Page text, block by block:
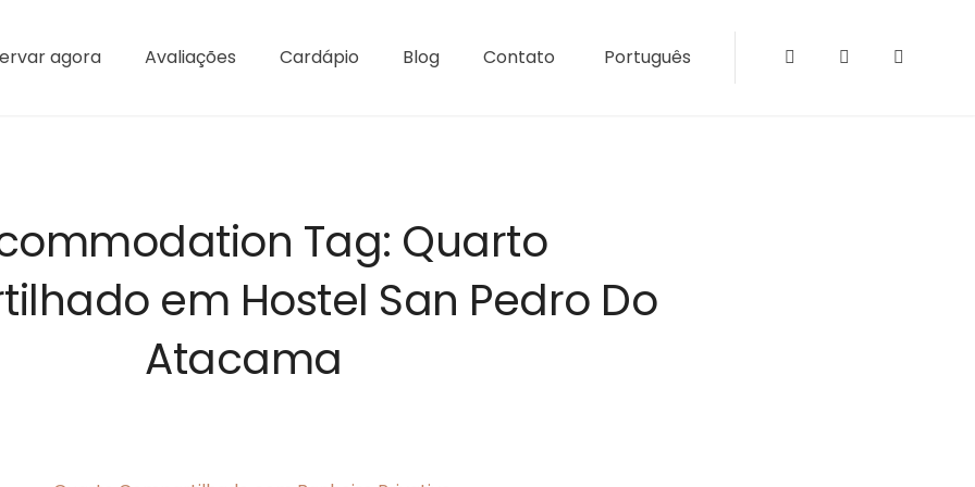
| San Pedro de Atacama
agora Avaliações Cardápio Blog Contato Português InstagramFacebook
Tag: Quarto
em Hostel San Pedro Do
Atacama